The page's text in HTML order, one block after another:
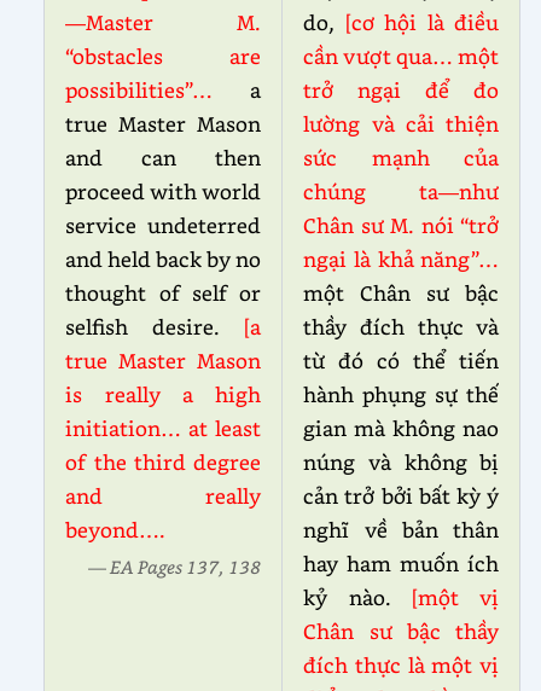
—Master M.
“obstacles are
possibilities”… a
true Master Mason
and can then
proceed with world
service undeterred
and held back by no
thought of self or
selfish desire. [a
true Master Mason
is really a high
initiation… at least
of the third degree
and really
beyond….
— EA Pages 137, 138
do, [cơ hội là điều
cần vượt qua… một
trở ngại để đo
lường và cải thiện
sức mạnh của
chúng ta—như
Chân sư M. nói “trở
ngại là khả năng”…
một Chân sư bậc
thầy đích thực và
từ đó có thể tiến
hành phụng sự thế
gian mà không nao
núng và không bị
cản trở bởi bất kỳ ý
nghĩ về bản thân
hay ham muốn ích
kỷ nào. [một vị
Chân sư bậc thầy
đích thực là một vị